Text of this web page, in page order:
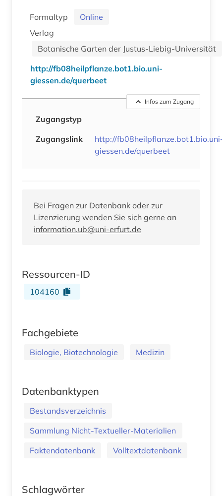
Formaltyp
Online
Verlag
Botanische Garten der Justus-Liebig-Universität
http://fb08heilpflanze.bot1.bio.uni-
giessen.de/querbeet
Infos zum Zugang
Zugangstyp
Zugangslink
http://
giessen.de/querbeet
Bei Fragen zur Datenbank oder zur
Lizenzierung wenden Sie sich gerne an
information.ub@uni-erfurt.de
Ressourcen-ID
104160
Fachgebiete
Biologie, Biotechnologie Medizin
Datenbanktypen
Bestandsverzeichnis
Sammlung Nicht-Textueller-Materialien
Faktendatenbank
Volltextdatenbank
Schlagwörter